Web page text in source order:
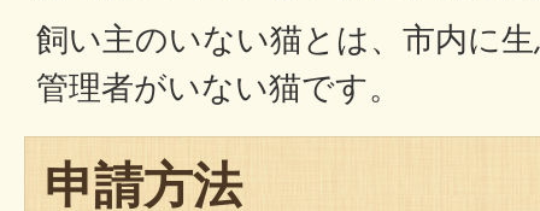
飼い主のいない猫とは、市内に
管理者がいない猫です。
申請方法